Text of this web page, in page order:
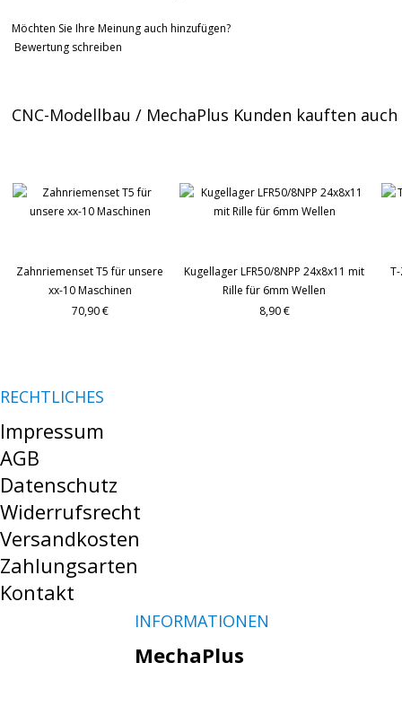
Möchten Sie Ihre Meinung auch hinzufügen?
Bewertung schreiben
CNC-Modellbau / MechaPlus Kunden kauften auch
Zahnriemenset T5 für unsere
xx-10 Maschinen
70,90 €
Kugellager LFR50/8NPP 24x8x11 mit
Rille für 6mm Wellen
8,90 €
RECHTLICHES
Impressum
AGB
Datenschutz
Widerrufsrecht
Versandkosten
Zahlungsarten
Kontakt
INFORMATIONEN
MechaPlus